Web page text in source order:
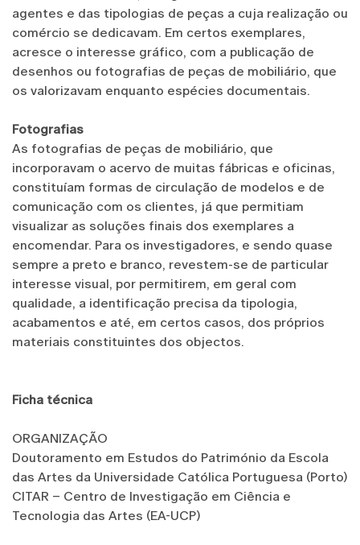
agentes e das tipologias de peças a cuja realização ou
comércio se dedicavam. Em certos exemplares,
acresce o interesse gráfico, com a publicação de
desenhos ou fotografias de peças de mobiliário, que
os valorizavam enquanto espécies documentais.
Fotografias
As fotografias de peças de mobiliário, que
incorporavam o acervo de muitas fábricas e oficinas,
constituíam formas de circulação de modelos e de
comunicação com os clientes, já que permitiam
visualizar as soluções finais dos exemplares a
encomendar. Para os investigadores, e sendo quase
sempre a preto e branco, revestem-se de particular
interesse visual, por permitirem, em geral com
qualidade, a identificação precisa da tipologia,
acabamentos e até, em certos casos, dos próprios
materiais constituintes dos objectos.
Ficha técnica
ORGANIZAÇÃO
Doutoramento em Estudos do Património da Escola
das Artes da Universidade Católica Portuguesa (Porto)
CITAR – Centro de Investigação em Ciência e
Tecnologia das Artes (EA-UCP)